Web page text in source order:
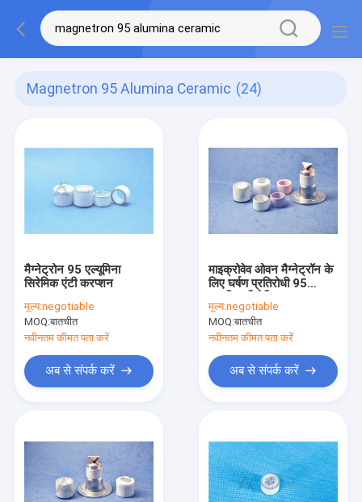
Magnetron 95 Alumina Ceramic (24)
मैग्नेट्रोन 95 एल्यूमिना
सिरेमिक एंटी करप्शन
मूल्य:negotiable
MOQ:बातचीत
नवीनतम कीमत पता करें
अब से संपर्क करें
माइक्रोवेव ओवन मैग्नेट्रॉन के
लिए घर्षण प्रतिरोधी 95
मूल्य:negotiable
MOQ:बातचीत
नवीनतम कीमत पता करें
अब से संपर्क करें